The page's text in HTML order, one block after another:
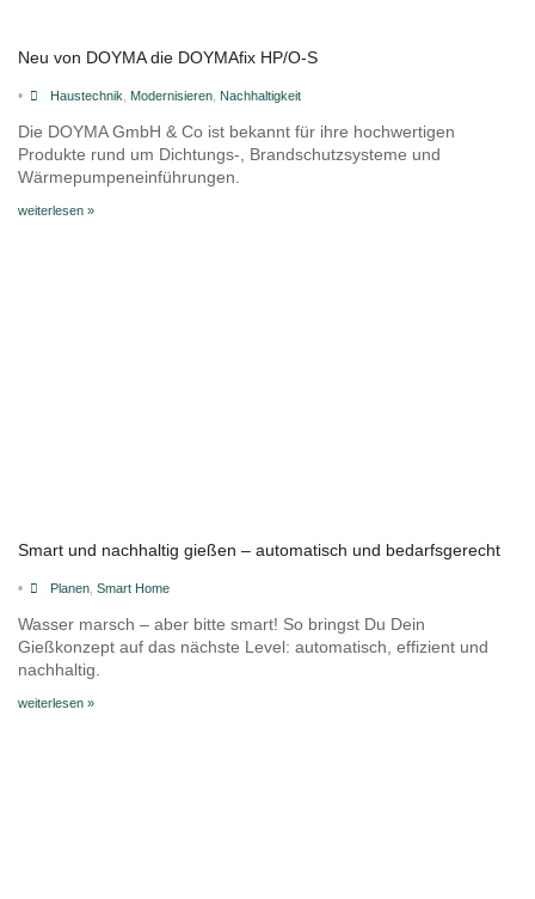
Neu von DOYMA die DOYMAfix HP/O-S
• Haustechnik Modernisieren, Nachhaltigkeit
Die DOYMA GmbH & Co ist bekannt für ihre hochwertigen
Produkte rund um Dichtungs-, Brandschutzsysteme und
Wärmepumpeneinführungen.
weiterlesen »
Smart und nachhaltig gießen – automatisch und bedarfsgerecht
• Planen, Smart Home
Wasser marsch – aber bitte smart! So bringst Du Dein
Gießkonzept auf das nächste Level: automatisch, effizient und
nachhaltig.
weiterlesen »